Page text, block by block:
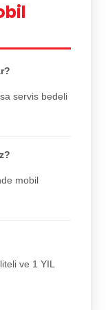
servis bedeli
mobil
ve 1 YIL